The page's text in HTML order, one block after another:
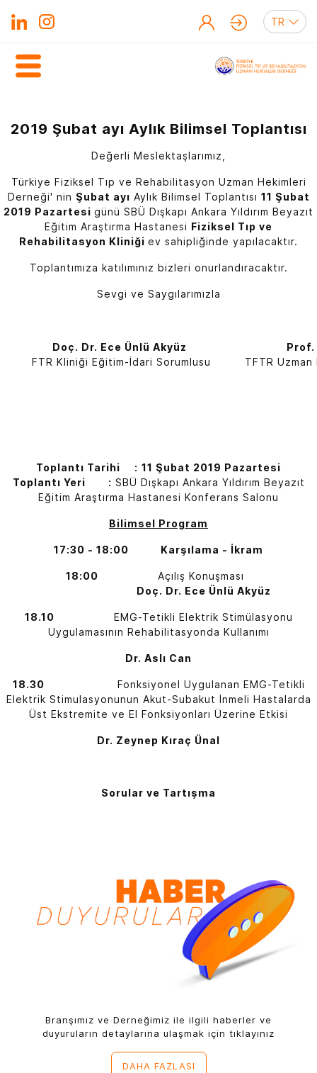
2019 Şubat ayı Aylık Bilimsel Toplantısı
Değerli Meslektaşlarımız,
Türkiye Fiziksel Tıp ve Rehabilitasyon Uzman Hekimleri
Derneği' nin Şubat ayı Aylık Bilimsel Toplantısı 11 Şubat
2019 Pazartesi günü SBÜ Dışkapı Ankara Yıldırım Beyazıt
Eğitim Araştırma Hastanesi Fiziksel Tıp ve
Rehabilitasyon Kliniği ev sahipliğinde yapılacaktır.
Toplantımıza katılımınız bizleri onurlandıracaktır.
Sevgi ve Saygılarımızla
Doç. Dr. Ece Ünlü Akyüz
FTR Kliniği Eğitim-İdari Sorumlusu
Prof.
TFTR
Toplantı Tarihi : 11 Şubat 2019 Pazartesi
Toplantı Yeri : SBÜ Dışkapı Ankara Yıldırım Beyazıt
Eğitim Araştırma Hastanesi Konferans Salonu
Bilimsel Program
17:30 - 18:00 Karşılama - İkram
18:00 Açılış Konuşması
Doç. Dr. Ece Ünlü Akyüz
18.10 EMG-Tetikli Elektrik Stimülasyonu
Uygulamasının Rehabilitasyonda Kullanımı
Dr. Aslı Can
18.30
Fonksiyonel Uygulanan EMG-Tetikli
Elektrik Stimulasyonunun Akut-Subakut İnmeli Hastalarda
Üst Ekstremite ve El Fonksiyonları Üzerine Etkisi
Dr. Zeynep Kıraç Ünal
Sorular ve Tartışma
Branşımız ve Derneğimiz ile ilgili haberler ve
duyuruların detaylarına ulaşmak için tıklayınız
DAHA FAZLASI